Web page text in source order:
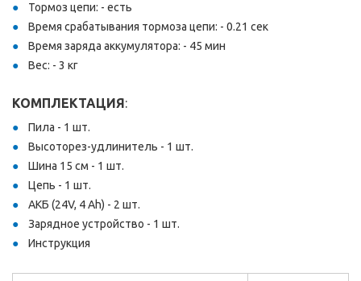
Тормоз цепи: - есть
Время срабатывания тормоза цепи: - 0.21 сек
Время заряда аккумулятора: - 45 мин
Вес: - 3 кг
КОМПЛЕКТАЦИЯ:
Пила - 1 шт.
Высоторез-удлинитель - 1 шт.
Шина 15 см - 1 шт.
Цепь - 1 шт.
АКБ (24V, 4 Ah) - 2 шт.
Зарядное устройство - 1 шт.
Инструкция